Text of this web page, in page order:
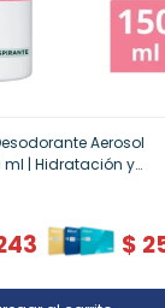
Aerosol
ml | Hidratación y
$